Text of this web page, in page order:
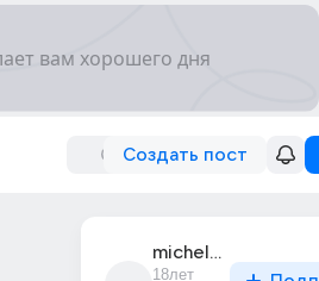
Создать пост
michel_griboff
18лет